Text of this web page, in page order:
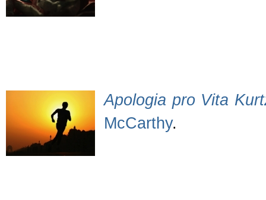
Apologia pro Vita
McCarthy.